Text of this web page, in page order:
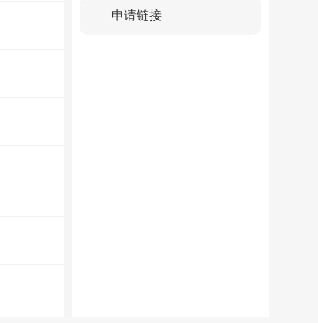
申请链接